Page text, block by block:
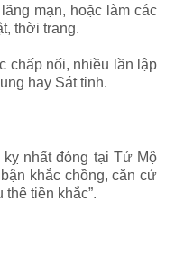
mạn, hoặc làm các
thời trang.
chấp nối, nhiều lần lập
hay Sát tinh.
nhất đóng tại Tứ Mộ
khắc chồng, căn cứ
tiền khắc”.